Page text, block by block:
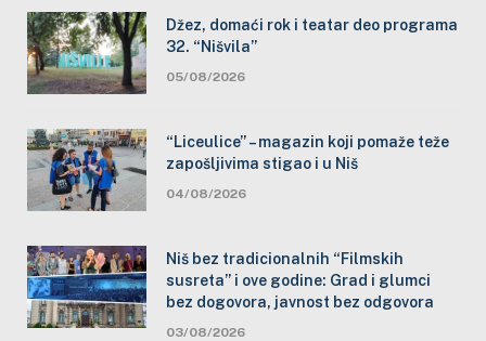
Džez, domaći rok i teatar deo programa
32. “Nišvila”
05/08/2026
“Liceulice” – magazin koji pomaže teže
zapošljivima stigao i u Niš
04/08/2026
Niš bez tradicionalnih “Filmskih
susreta” i ove godine: Grad i glumci
bez dogovora, javnost bez odgovora
03/08/2026